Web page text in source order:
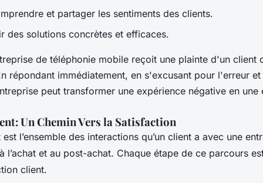
et partager les sentiments des clients.
des solutions concrètes et efficaces.
de téléphonie mobile reçoit une plainte d'un client
répondant immédiatement, en s'excusant pour l'erreur
peut transformer une expérience négative en une
Un Chemin Vers la Satisfaction
l’ensemble des interactions qu’un client a avec une
l’achat et au post-achat. Chaque étape de ce parcours
client.